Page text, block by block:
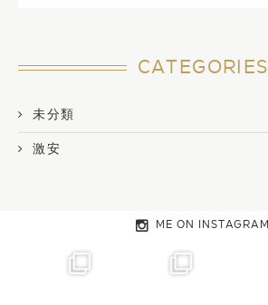
CATEGORIES
未分類
激安
ME ON INSTAGRAM